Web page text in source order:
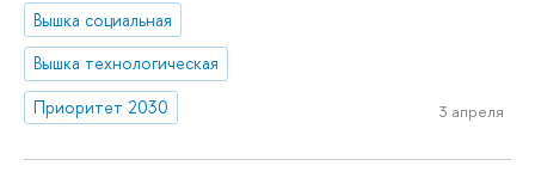
Вышка социальная
Вышка технологическая
Приоритет 2030
3 апреля